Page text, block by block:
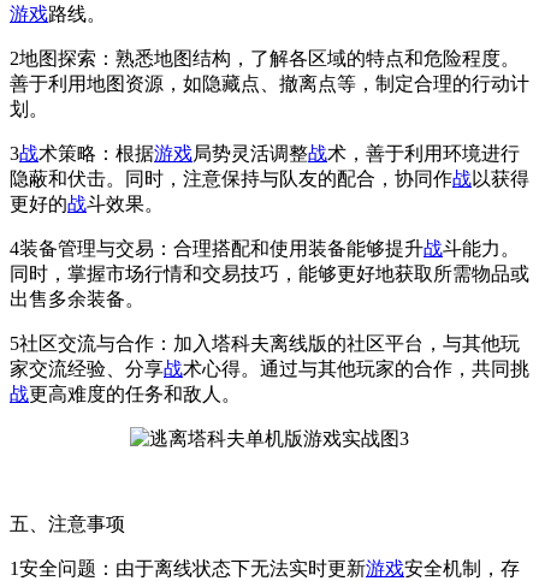
游戏路线。
2地图探索：熟悉地图结构，了解各区域的特点和危险程度。
善于利用地图资源，如隐藏点、撤离点等，制定合理的行动计
划。
3战术策略：根据游戏局势灵活调整战术，善于利用环境进行
隐蔽和伏击。同时，注意保持与队友的配合，协同作战以获得
更好的战斗效果。
4装备管理与交易：合理搭配和使用装备能够提升战斗能力。
同时，掌握市场行情和交易技巧，能够更好地获取所需物品或
出售多余装备。
5社区交流与合作：加入塔科夫离线版的社区平台，与其他玩
家交流经验、分享战术心得。通过与其他玩家的合作，共同挑
战更高难度的任务和敌人。
五、注意事项
1安全问题：由于离线状态下无法实时更新游戏安全机制，存